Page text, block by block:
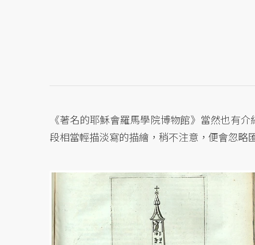
《著名的耶穌會羅馬學院博物館》當然也有
段相當輕描淡寫的描繪，稍不注意，便會忽略